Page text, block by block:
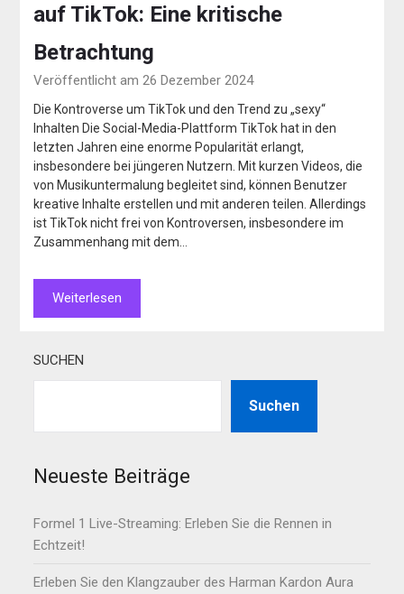
auf TikTok: Eine kritische
Betrachtung
Veröffentlicht am 26 Dezember 2024
Die Kontroverse um TikTok und den Trend zu „sexy“
Inhalten Die Social-Media-Plattform TikTok hat in den
letzten Jahren eine enorme Popularität erlangt,
insbesondere bei jüngeren Nutzern. Mit kurzen Videos, die
von Musikuntermalung begleitet sind, können Benutzer
kreative Inhalte erstellen und mit anderen teilen. Allerdings
ist TikTok nicht frei von Kontroversen, insbesondere im
Zusammenhang mit dem…
Weiterlesen
SUCHEN
Suchen
Neueste Beiträge
Formel 1 Live-Streaming: Erleben Sie die Rennen in
Echtzeit!
Erleben Sie den Klangzauber des Harman Kardon Aura